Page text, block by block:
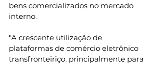
bens comercializados no mercado
interno.
"A crescente utilização de
plataformas de comércio eletrônico
transfronteiriço, principalmente para